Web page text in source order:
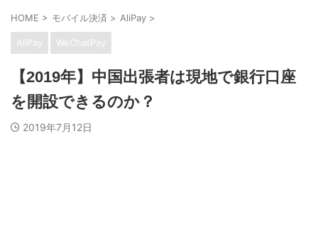
HOME > モバイル決済 > AliPay >
AliPay WeChatPay
【2019年】中国出張者は現地で銀行口座
を開設できるのか？
2019年7月12日